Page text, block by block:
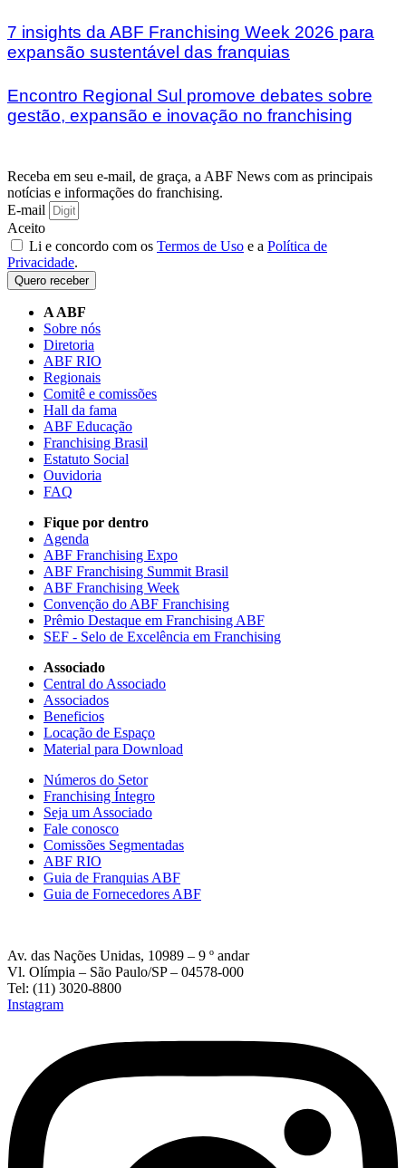
7 insights da ABF Franchising Week 2026 para
expansão sustentável das franquias
Encontro Regional Sul promove debates sobre
gestão, expansão e inovação no franchising
Receba em seu e-mail, de graça, a ABF News com as principais
notícias e informações do franchising.
E-mail
Aceito
Li e concordo com os Termos de Uso e a Política de
Privacidade.
Quero receber
A ABF
Sobre nós
Diretoria
ABF RIO
Regionais
Comitê e comissões
Hall da fama
ABF Educação
Franchising Brasil
Estatuto Social
Ouvidoria
FAQ
Fique por dentro
Agenda
ABF Franchising Expo
ABF Franchising Summit Brasil
ABF Franchising Week
Convenção do ABF Franchising
Prêmio Destaque em Franchising ABF
SEF - Selo de Excelência em Franchising
Associado
Central do Associado
Associados
Beneficios
Locação de Espaço
Material para Download
Números do Setor
Franchising Íntegro
Seja um Associado
Fale conosco
Comissões Segmentadas
ABF RIO
Guia de Franquias ABF
Guia de Fornecedores ABF
Av. das Nações Unidas, 10989 – 9 º andar
Vl. Olímpia – São Paulo/SP – 04578-000
Tel: (11) 3020-8800
Instagram